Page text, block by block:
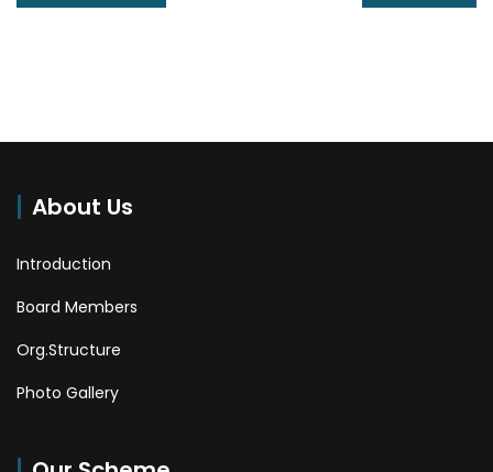
About Us
Introduction
Board Members
Org.Structure
Photo Gallery